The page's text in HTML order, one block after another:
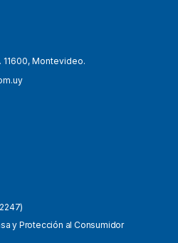
11600, Montevideo.
y Protección al Consumidor